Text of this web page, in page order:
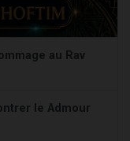
au Rav
le Admour